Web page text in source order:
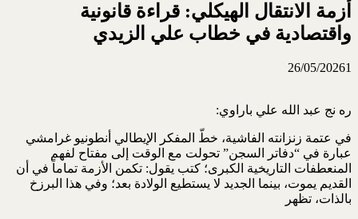
أزمة الانتقال الهيكلي: قراءة قانونية
واقتصادية في خطاب علي الزيدي
26/05/20261
ره نج عبد الله علي باراوي:
في عتمة زنزانته الفاشية، خطّ المفكر الإيطالي أنطونيو غرامشي
عبارة في “دفاتر السجن” تحولت مع الوقت ‏إلى مفتاح لفهم
المنعطفات التاريخية الكبرى؛ كتب يقول: ‏تكمن الأزمة تماماً في أن
القديم يموت، بينما الجديد لا يستطيع الولادة بعد؛ وفي هذا البرزخ
بالذات، تظهر